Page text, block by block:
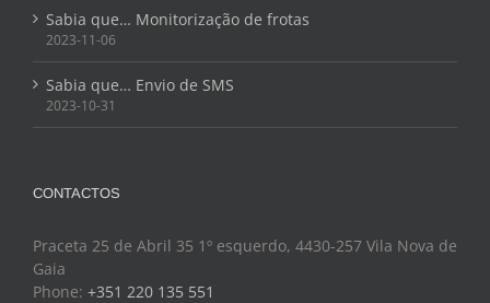
Sabia que… Monitorização de frotas
2023-11-06
Sabia que… Envio de SMS
2023-10-31
CONTACTOS
Praceta 25 de Abril 35 1º esquerdo, 4430-257 Vila Nova de
Gaia
Phone: +351 220 135 551